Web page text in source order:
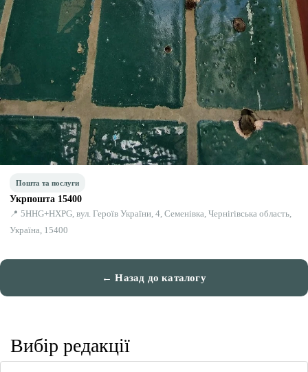
Пошта та послуги
Укрпошта 15400
📍 5HHG+HXPG, вул. Героїв України, 4, Семенівка, Чернігівська область,
Україна, 15400
← Назад до каталогу
Вибір редакції